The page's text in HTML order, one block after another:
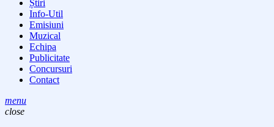
Știri
Info-Util
Emisiuni
Muzical
Echipa
Publicitate
Concursuri
Contact
menu
close